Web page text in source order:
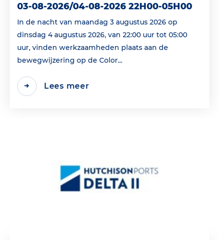
03-08-2026/04-08-2026 22H00-05H00
In de nacht van maandag 3 augustus 2026 op
dinsdag 4 augustus 2026, van 22:00 uur tot 05:00
uur, vinden werkzaamheden plaats aan de
bewegwijzering op de Color...
Lees meer